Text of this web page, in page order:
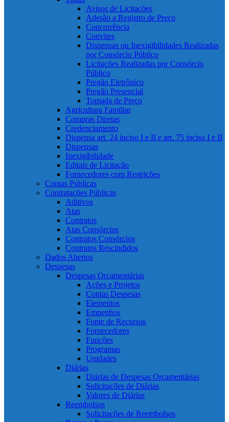
Avisos de Licitações
Adesão a Registro de Preço
Concorrência
Convites
Dispensas ou Inexigibilidades Realizadas
por Consórcio Público
Licitações Realizadas por Consórcio
Público
Pregão Eletrônico
Pregão Presencial
Tomada de Preço
Agricultura Familiar
Compras Diretas
Credenciamento
Dispensa art. 24 inciso I e II e art. 75 inciso I e II
Dispensas
Inexigibilidade
Editais de Licitação
Fornecedores com Restrições
Contas Públicas
Contratações Públicas
Aditivos
Atas
Contratos
Atas Consórcios
Contratos Consórcios
Contratos Rescindidos
Dados Abertos
Despesas
Despesas Orçamentárias
Ações e Projetos
Contas Despesas
Elementos
Empenhos
Fonte de Recursos
Fornecedores
Funções
Programas
Unidades
Diárias
Diárias de Despesas Orçamentárias
Solicitações de Diárias
Valores de Diárias
Reembolsos
Solicitações de Reembolsos